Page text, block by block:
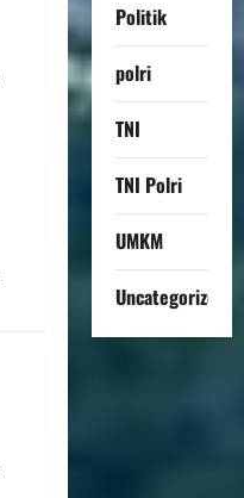
Politik
polri
TNI
TNI Polri
UMKM
Uncategorized